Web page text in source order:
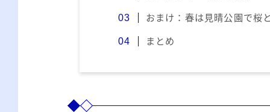
おまけ：春は見晴公園で桜
まとめ